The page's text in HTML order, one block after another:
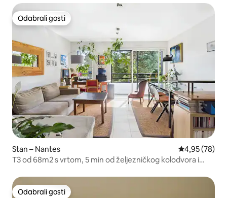
Odabrali gosti
Odabrali gosti
Stan – Nantes Prosječna
4,95 (78)
T3 od 68m2 s vrtom, 5 min od željezničkog kolodvora i
Odabrali gosti